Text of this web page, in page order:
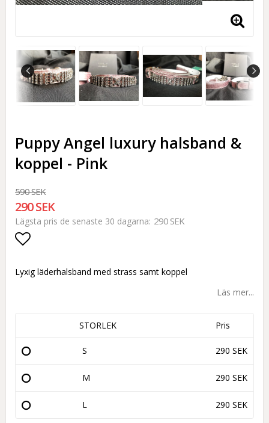
Puppy Angel luxury halsband &
koppel - Pink
590 SEK
290 SEK
Lägsta pris de senaste 30 dagarna 290 SEK
Lägg till i favoritlistan
Lyxig läderhalsband med strass samt koppel
Läs mer...
STORLEK Pris
S 290 SEK
M 290 SEK
L 290 SEK